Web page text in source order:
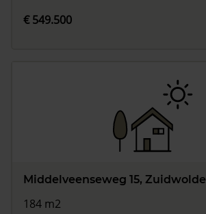
€ 549.500
Middelveenseweg 15, Zuidwolde
184 m2